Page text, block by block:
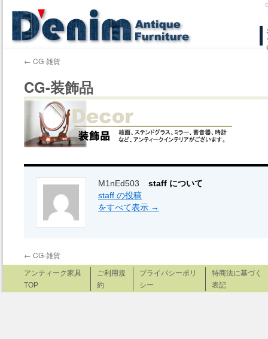
へ
← CG-雑貨
CG-装飾品
staff について
M1nEd503
staff の投稿
をすべて表示 →
← CG-雑貨
アンティーク家具
TOP
ご利用規
約
プライバシーポリ
シー
特商法に基づく
表記